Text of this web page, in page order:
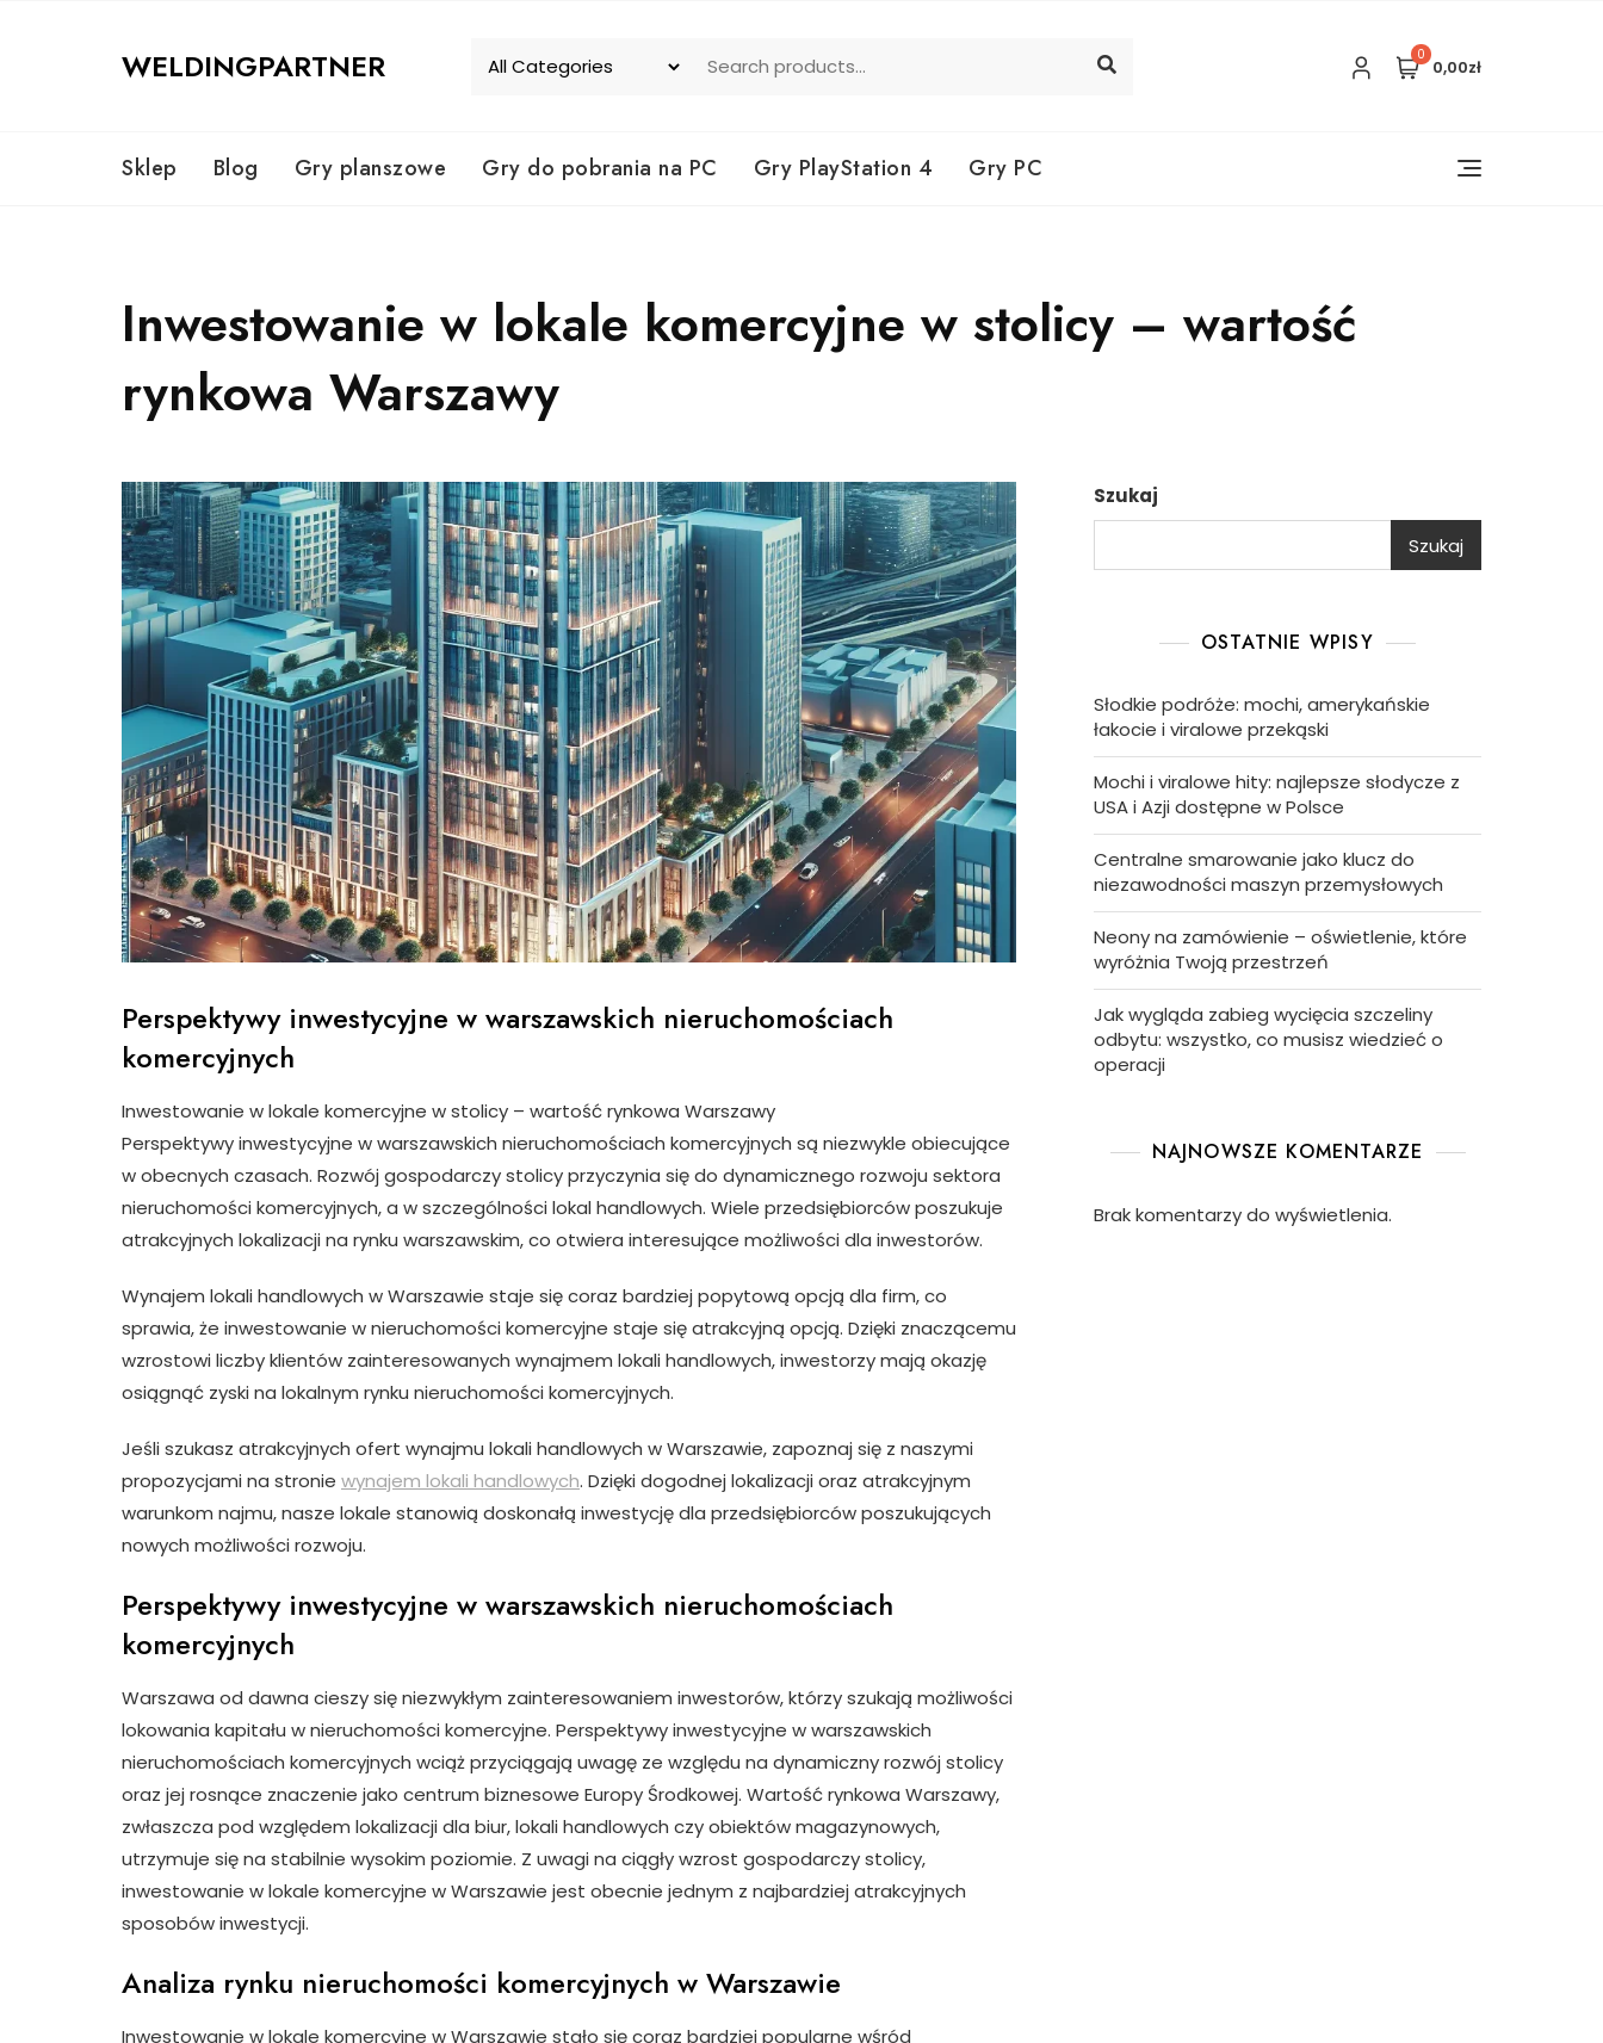
WELDINGPARTNER 0
0,00zł
Sklep Blog Gry planszowe Gry do pobrania na PC Gry PlayStation 4 Gry PC
Inwestowanie w lokale komercyjne w stolicy – wartość
rynkowa Warszawy
Perspektywy inwestycyjne w warszawskich nieruchomościach
komercyjnych
Inwestowanie w lokale komercyjne w stolicy – wartość rynkowa Warszawy
Perspektywy inwestycyjne w warszawskich nieruchomościach komercyjnych są niezwykle obiecujące
w obecnych czasach. Rozwój gospodarczy stolicy przyczynia się do dynamicznego rozwoju sektora
nieruchomości komercyjnych, a w szczególności lokal handlowych. Wiele przedsiębiorców poszukuje
atrakcyjnych lokalizacji na rynku warszawskim, co otwiera interesujące możliwości dla inwestorów.
Wynajem lokali handlowych w Warszawie staje się coraz bardziej popytową opcją dla firm, co
sprawia, że inwestowanie w nieruchomości komercyjne staje się atrakcyjną opcją. Dzięki znaczącemu
wzrostowi liczby klientów zainteresowanych wynajmem lokali handlowych, inwestorzy mają okazję
osiągnąć zyski na lokalnym rynku nieruchomości komercyjnych.
Jeśli szukasz atrakcyjnych ofert wynajmu lokali handlowych w Warszawie, zapoznaj się z naszymi
propozycjami na stronie wynajem lokali handlowych. Dzięki dogodnej lokalizacji oraz atrakcyjnym
warunkom najmu, nasze lokale stanowią doskonałą inwestycję dla przedsiębiorców poszukujących
nowych możliwości rozwoju.
Perspektywy inwestycyjne w warszawskich nieruchomościach
komercyjnych
Warszawa od dawna cieszy się niezwykłym zainteresowaniem inwestorów, którzy szukają możliwości
lokowania kapitału w nieruchomości komercyjne. Perspektywy inwestycyjne w warszawskich
nieruchomościach komercyjnych wciąż przyciągają uwagę ze względu na dynamiczny rozwój stolicy
oraz jej rosnące znaczenie jako centrum biznesowe Europy Środkowej. Wartość rynkowa Warszawy,
zwłaszcza pod względem lokalizacji dla biur, lokali handlowych czy obiektów magazynowych,
utrzymuje się na stabilnie wysokim poziomie. Z uwagi na ciągły wzrost gospodarczy stolicy,
inwestowanie w lokale komercyjne w Warszawie jest obecnie jednym z najbardziej atrakcyjnych
sposobów inwestycji.
Analiza rynku nieruchomości komercyjnych w Warszawie
Inwestowanie w lokale komercyjne w Warszawie stało się coraz bardziej popularne wśród
Szukaj
Szukaj
OSTATNIE WPISY
Słodkie podróże: mochi, amerykańskie
łakocie i viralowe przekąski
Mochi i viralowe hity: najlepsze słodycze z
USA i Azji dostępne w Polsce
Centralne smarowanie jako klucz do
niezawodności maszyn przemysłowych
Neony na zamówienie – oświetlenie, które
wyróżnia Twoją przestrzeń
Jak wygląda zabieg wycięcia szczeliny
odbytu: wszystko, co musisz wiedzieć o
operacji
NAJNOWSZE KOMENTARZE
Brak komentarzy do wyświetlenia.